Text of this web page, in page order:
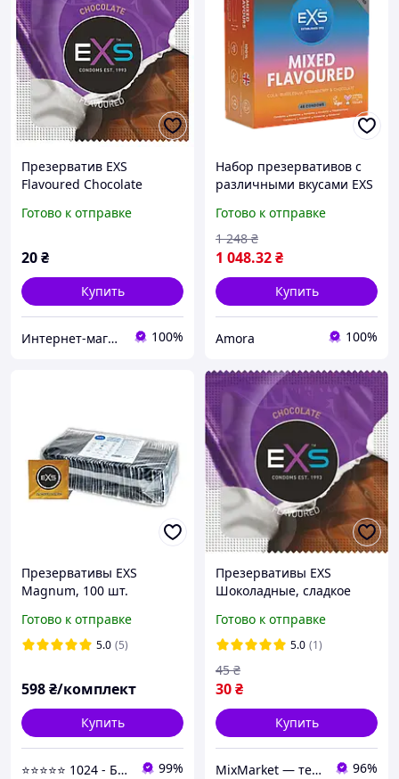
Презерватив EXS
Flavoured Chocolate
Готово к отправке
20₴
Купить
Интернет-магазин "Резинки" 100%
Набор презервативов с
различными вкусами EXS
Готово к отправке
1 048.32₴
1 248 ₴
Купить
Amora 100%
Презервативы EXS
Magnum, 100 шт.
Готово к отправке
5.0 (5)
598₴/комплект
Купить
⭐⭐⭐⭐⭐ 1024 - Быстрая отправка в день заказа 99%
Презервативы EXS
Шоколадные, сладкое
интимных моментов
Готово к отправке
5.0 (1)
30₴
45 ₴
Купить
MixMarket — территория низких цен!💝🎁 96%